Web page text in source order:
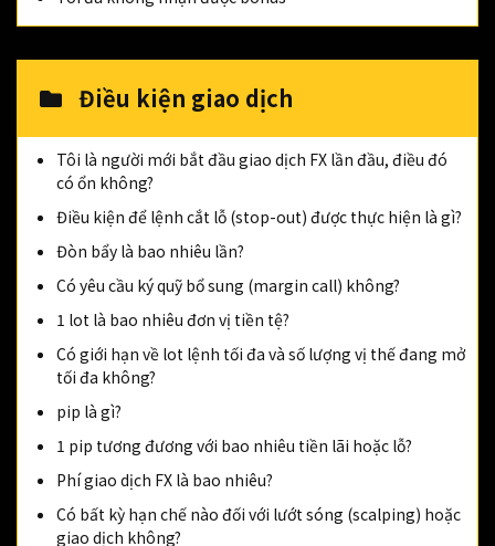
Điều kiện giao dịch
Tôi là người mới bắt đầu giao dịch FX lần đầu, điều đó
có ổn không?
Điều kiện để lệnh cắt lỗ (stop-out) được thực hiện là gì?
Đòn bẩy là bao nhiêu lần?
Có yêu cầu ký quỹ bổ sung (margin call) không?
1 lot là bao nhiêu đơn vị tiền tệ?
Có giới hạn về lot lệnh tối đa và số lượng vị thế đang mở
tối đa không?
pip là gì?
1 pip tương đương với bao nhiêu tiền lãi hoặc lỗ?
Phí giao dịch FX là bao nhiêu?
Có bất kỳ hạn chế nào đối với lướt sóng (scalping) hoặc
giao dịch không?